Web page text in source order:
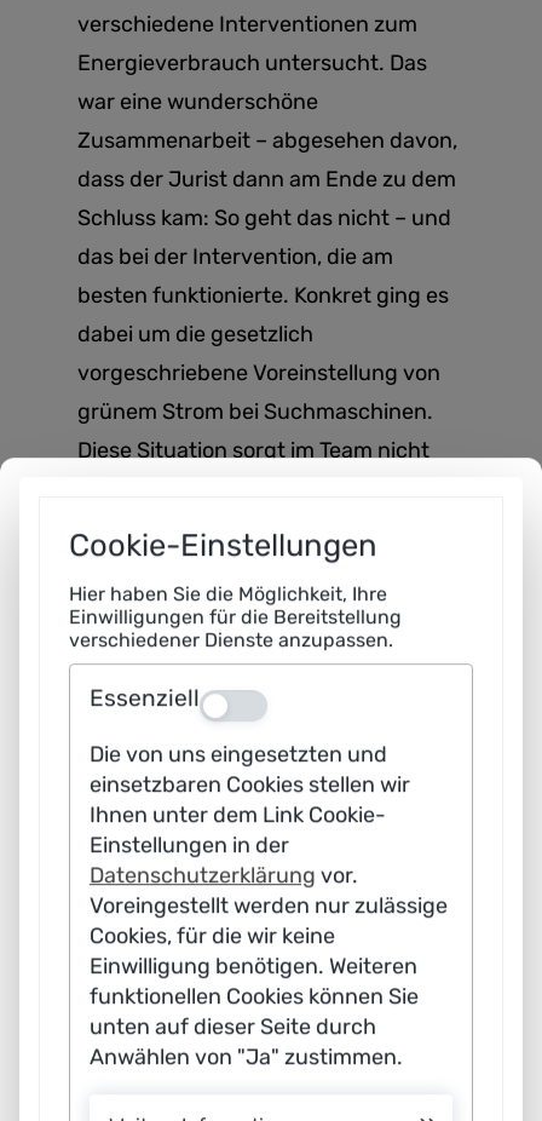
verschiedene Interventionen zum
Energieverbrauch untersucht. Das
war eine wunderschöne
Zusammenarbeit – abgesehen davon,
dass der Jurist dann am Ende zu dem
Schluss kam: So geht das nicht – und
das bei der Intervention, die am
besten funktionierte. Konkret ging es
dabei um die gesetzlich
vorgeschriebene Voreinstellung von
grünem Strom bei Suchmaschinen.
Diese Situation sorgt im Team nicht
dann eben. Aber diese Art der
Zusammenarbeit – da könnte man
sich mehr wünschen.
Gibt es Nebeneffekte oder
Wechselwirkungen, die man bei der
Orientierung an bestimmten
Zielwerten im Blick haben müsste?
Kai Purnhagen: Wechselwirkungen
und Nebeneffekte gibt es immer und
überall. In dem Moment, in dem wir
dazu übergehen, Menschen zu
weniger Fleischkonsum zu bewegen,
kann sich dies darauf auswirken, dass
Cookie-Einstellungen
Hier haben Sie die Möglichkeit, Ihre
Einwilligungen für die Bereitstellung
verschiedener Dienste anzupassen.
Essenziell Aus
Die von uns eingesetzten und
einsetzbaren Cookies stellen wir
Ihnen unter dem Link Cookie-
Einstellungen in der
Datenschutzerklärung vor.
Voreingestellt werden nur zulässige
Cookies, für die wir keine
Einwilligung benötigen. Weiteren
funktionellen Cookies können Sie
unten auf dieser Seite durch
Anwählen von "Ja" zustimmen.